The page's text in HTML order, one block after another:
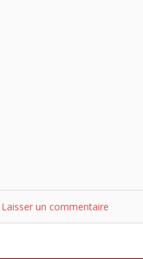
Laisser un commentaire